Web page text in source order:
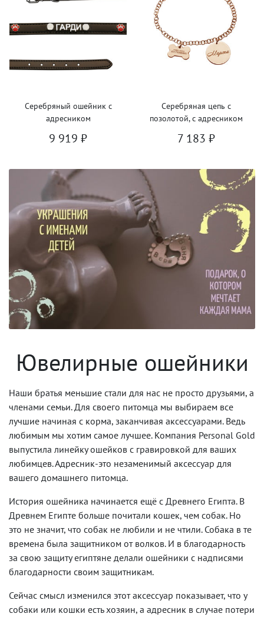
Серебряный ошейник с
адресником
9 919 ₽
Серебряная цепь с
позолотой, с адресником
7 183 ₽
Ювелирные ошейники
Наши братья меньшие стали для нас не просто друзьями, а
членами семьи. Для своего питомца мы выбираем все
лучшие начиная с корма, заканчивая аксессуарами. Ведь
любимым мы хотим самое лучшее. Компания Personal Gold
выпустила линейку ошейков с гравировкой для ваших
любимцев. Адресник-это незаменимый аксессуар для
вашего домашнего питомца.
История ошейника начинается ещё с Древнего Египта. В
Древнем Египте больше почитали кошек, чем собак. Но
это не значит, что собак не любили и не чтили. Собака в те
времена была защитником от волков. И в благодарность
за свою защиту египтяне делали ошейники с надписями
благодарности своим защитникам.
Сейчас смысл изменился этот аксессуар показывает, что у
собаки или кошки есть хозяин, а адресник в случае потери